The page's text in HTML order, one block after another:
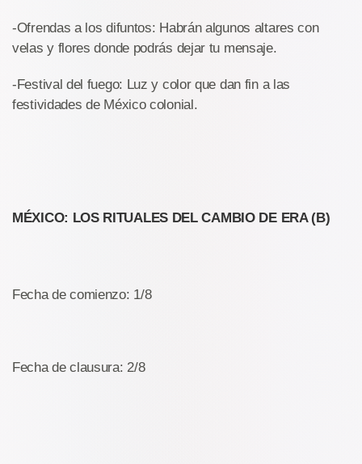
-Ofrendas a los difuntos: Habrán algunos altares con
velas y flores donde podrás dejar tu mensaje.
-Festival del fuego: Luz y color que dan fin a las
festividades de México colonial.
MÉXICO: LOS RITUALES DEL CAMBIO DE ERA (B)
Fecha de comienzo: 1/8
Fecha de clausura: 2/8